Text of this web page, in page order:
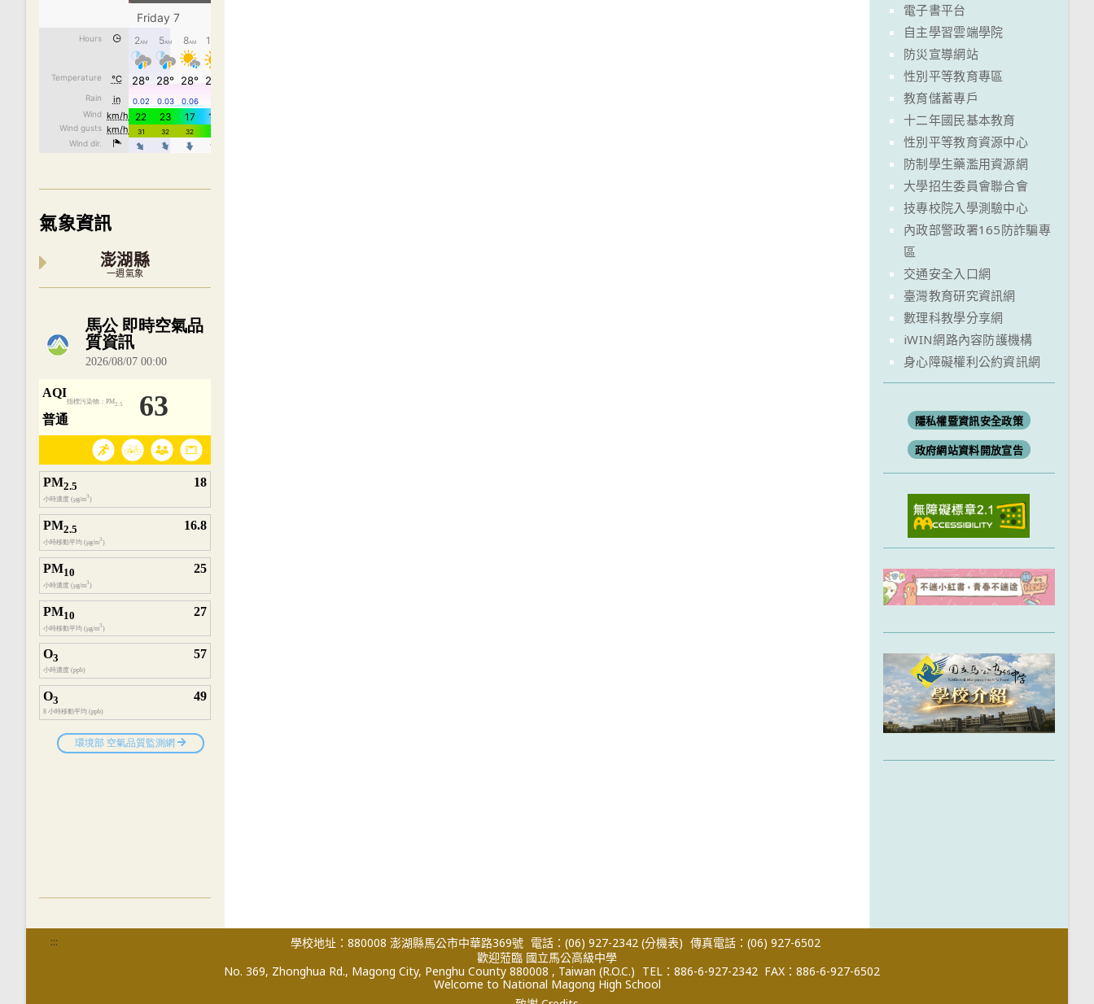
氣象資訊
澎湖縣
一週氣象
內嵌空氣品質小工具為視覺預覽，完整即時空氣品質資料請開啟
電子書平台
自主學習雲端學院
防災宣導網站
性別平等教育專區
教育儲蓄專戶
十二年國民基本教育
性別平等教育資源中心
防制學生藥濫用資源網
大學招生委員會聯合會
技專校院入學測驗中心
內政部警政署165防詐騙專
區
交通安全入口網
臺灣教育研究資訊網
數理科教學分享網
iWIN網路內容防護機構
身心障礙權利公約資訊網
隱私權暨資訊安全政策
政府網站資料開放宣告
::: 學校地址：880008 澎湖縣馬公市中華路369號 電話：(06) 927-2342 (分機表) 傳真電話：(06) 927-6502
歡迎蒞臨 國立馬公高級中學
No. 369, Zhonghua Rd., Magong City, Penghu County 880008 , Taiwan (R.O.C.) TEL：886-6-927-2342 FAX：886-6-927-6502
Welcome to National Magong High School